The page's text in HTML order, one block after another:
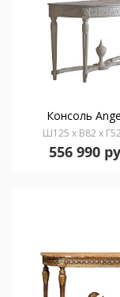
Консоль
Ш125 x В82 x
556 990